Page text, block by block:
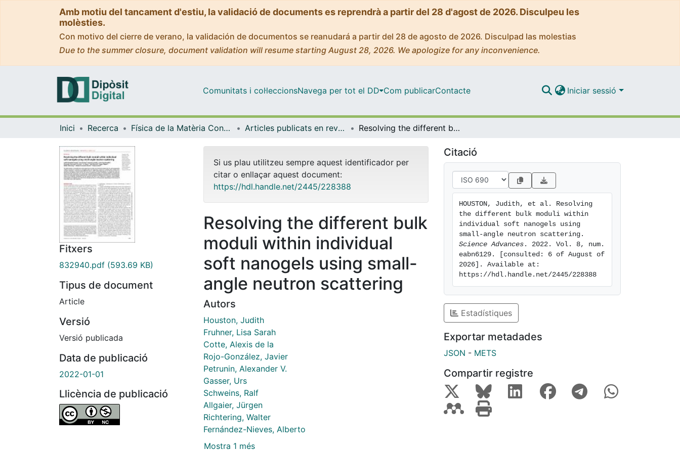
Amb motiu del tancament d'estiu, la validació de documents es reprendrà a partir del 28 d'agost de 2026. Disculpeu les
molèsties.
Con motivo del cierre de verano, la validación de documentos se reanudará a partir del 28 de agosto de 2026. Disculpad las molestias
Due to the summer closure, document validation will resume starting August 28, 2026. We apologize for any inconvenience.
Comunitats i col·leccionsNavega per tot el DD Com publicarContacte Iniciar sessió
Inici Recerca Física de la Matèria Condensada Articles publicats en revistes (Física de la Matèria Condensada) Resolving the different bulk moduli within individual soft nanogels using small-angle neutron scattering
Fitxers
832940.pdf (593.69 KB)
Tipus de document
Article
Versió
Versió publicada
Data de publicació
2022-01-01
Llicència de publicació
Si us plau utilitzeu sempre aquest identificador per
citar o enllaçar aquest document:
https://hdl.handle.net/2445/228388
Resolving the different bulk
moduli within individual
soft nanogels using small-
angle neutron scattering
Autors
Houston, Judith
Fruhner, Lisa Sarah
Cotte, Alexis de la
Rojo-González, Javier
Petrunin, Alexander V.
Gasser, Urs
Schweins, Ralf
Allgaier, Jürgen
Richtering, Walter
Fernández-Nieves, Alberto
Mostra 1 més
Citació
HOUSTON, Judith, et al. Resolving
the different bulk moduli within
individual soft nanogels using
Science Advances . 2022. Vol. 8, num.
eabn6129. [consulted: 6 of August of
2026]. Available at:
https://hdl.handle.net/2445/228388
Estadístiques
Exportar metadades
JSON - METS
Compartir registre